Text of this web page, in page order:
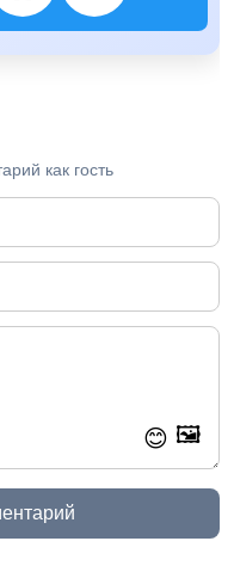
как гость
😊 🖼️